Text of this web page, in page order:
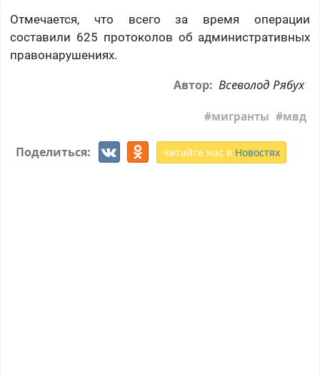
Отмечается, что всего за время операции
составили 625 протоколов об административных
правонарушениях.
Автор: Всеволод Рябух
мигранты мвд
Поделиться: читайте нас в Новостях